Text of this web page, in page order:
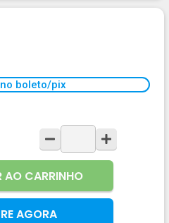
boleto/pix
AO CARRINHO
AGORA